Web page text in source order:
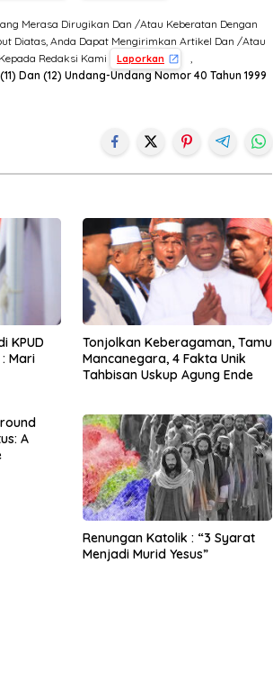
Merasa Dirugikan Dan /Atau Keberatan Dengan
Diatas, Anda Dapat Mengirimkan Artikel Dan /Atau
Redaksi Kami
Laporkan
,
Dan (12) Undang-Undang Nomor 40 Tahun 1999
KPUD
Mari
Tonjolkan Keberagaman, Tamu
Mancanegara, 4 Fakta Unik
Tahbisan Uskup Agung Ende
A
Renungan Katolik : “3 Syarat
Menjadi Murid Yesus”